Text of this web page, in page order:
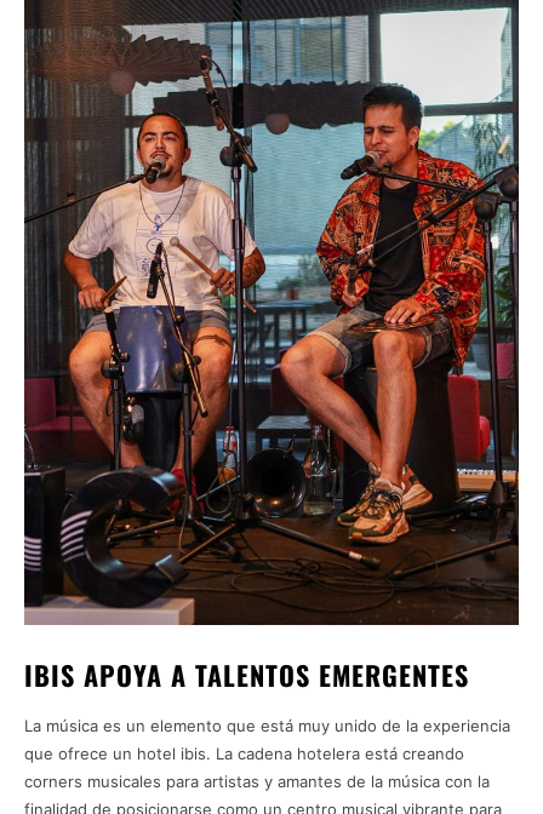
IBIS APOYA A TALENTOS EMERGENTES
La música es un elemento que está muy unido de la experiencia
que ofrece un hotel ibis. La cadena hotelera está creando
corners musicales para artistas y amantes de la música con la
finalidad de posicionarse como un centro musical vibrante para